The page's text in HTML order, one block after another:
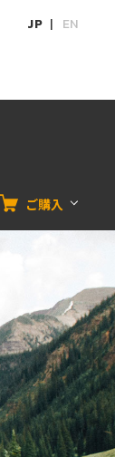
JP EN
ご購入